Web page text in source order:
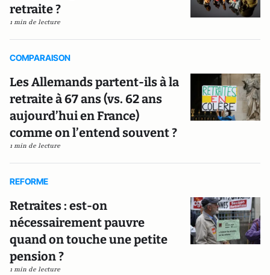
retraite ?
1 min de lecture
COMPARAISON
Les Allemands partent-ils à la
retraite à 67 ans (vs. 62 ans
aujourd’hui en France)
comme on l’entend souvent ?
1 min de lecture
REFORME
Retraites : est-on
nécessairement pauvre
quand on touche une petite
pension ?
1 min de lecture